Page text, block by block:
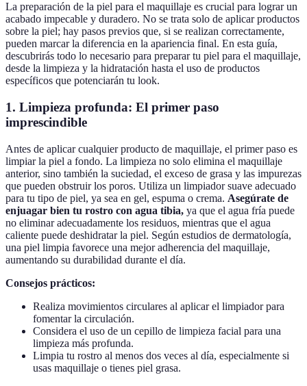
La preparación de la piel para el maquillaje es crucial para lograr un
acabado impecable y duradero. No se trata solo de aplicar productos
sobre la piel; hay pasos previos que, si se realizan correctamente,
pueden marcar la diferencia en la apariencia final. En esta guía,
descubrirás todo lo necesario para preparar tu piel para el maquillaje,
desde la limpieza y la hidratación hasta el uso de productos
específicos que potenciarán tu look.
1. Limpieza profunda: El primer paso
imprescindible
Antes de aplicar cualquier producto de maquillaje, el primer paso es
limpiar la piel a fondo. La limpieza no solo elimina el maquillaje
anterior, sino también la suciedad, el exceso de grasa y las impurezas
que pueden obstruir los poros. Utiliza un limpiador suave adecuado
para tu tipo de piel, ya sea en gel, espuma o crema. Asegúrate de
enjuagar bien tu rostro con agua tibia, ya que el agua fría puede
no eliminar adecuadamente los residuos, mientras que el agua
caliente puede deshidratar la piel. Según estudios de dermatología,
una piel limpia favorece una mejor adherencia del maquillaje,
aumentando su durabilidad durante el día.
Consejos prácticos:
Realiza movimientos circulares al aplicar el limpiador para
fomentar la circulación.
Considera el uso de un cepillo de limpieza facial para una
limpieza más profunda.
Limpia tu rostro al menos dos veces al día, especialmente si
usas maquillaje o tienes piel grasa.